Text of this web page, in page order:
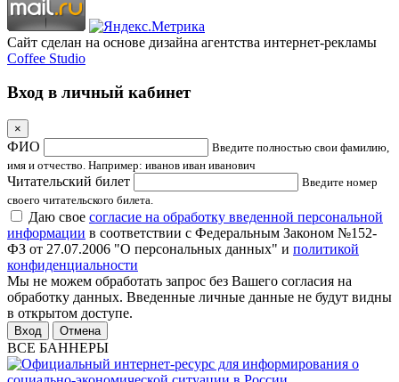
Сайт сделан на основе дизайна агентства интернет-рекламы
Coffee Studio
Вход в личный кабинет
×
ФИО
Введите полностью свои фамилию,
имя и отчество. Например: иванов иван иванович
Читательский билет
Введите номер
своего читательского билета.
Даю свое согласие на обработку введенной персональной
информации в соответствии с Федеральным Законом №152-
ФЗ от 27.07.2006 "О персональных данных" и политикой
конфиденциальности
Мы не можем обработать запрос без Вашего согласия на
обработку данных. Введенные личные данные не будут видны
в открытом доступе.
Отмена
ВСЕ БАННЕРЫ